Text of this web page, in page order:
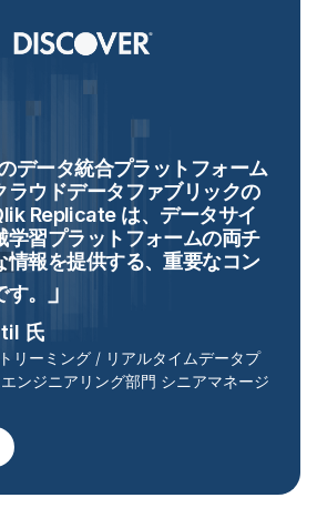
データ統合プラットフォーム
ラウドデータファブリックの
Replicate は、データサイ
学習プラットフォームの両チ
情報を提供する、重要なコン
す。
氏
リーミング / リアルタイムデータプ
ンジニアリング部門 シニアマネージ